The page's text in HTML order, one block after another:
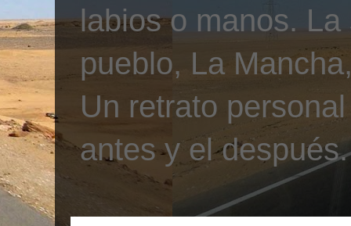
labios o manos.
pueblo, La
Un retrato
antes y el después.